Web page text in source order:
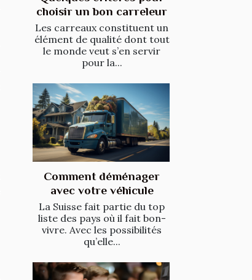
choisir un bon carreleur
Les carreaux constituent un
élément de qualité dont tout
le monde veut s’en servir
pour la...
Comment déménager
avec votre véhicule
La Suisse fait partie du top
liste des pays où il fait bon-
vivre. Avec les possibilités
qu’elle...